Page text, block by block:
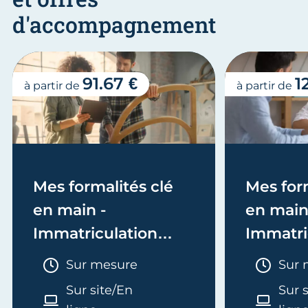
d'accompagnement
Mes formalités clé
en main -
Immatriculation
(EI/Micro-entreprise
ou réel)
Durée :
Sur mesure
Sur site/En
à partir de 91.67 €
Mes
en
Sur
Sur
à partir de